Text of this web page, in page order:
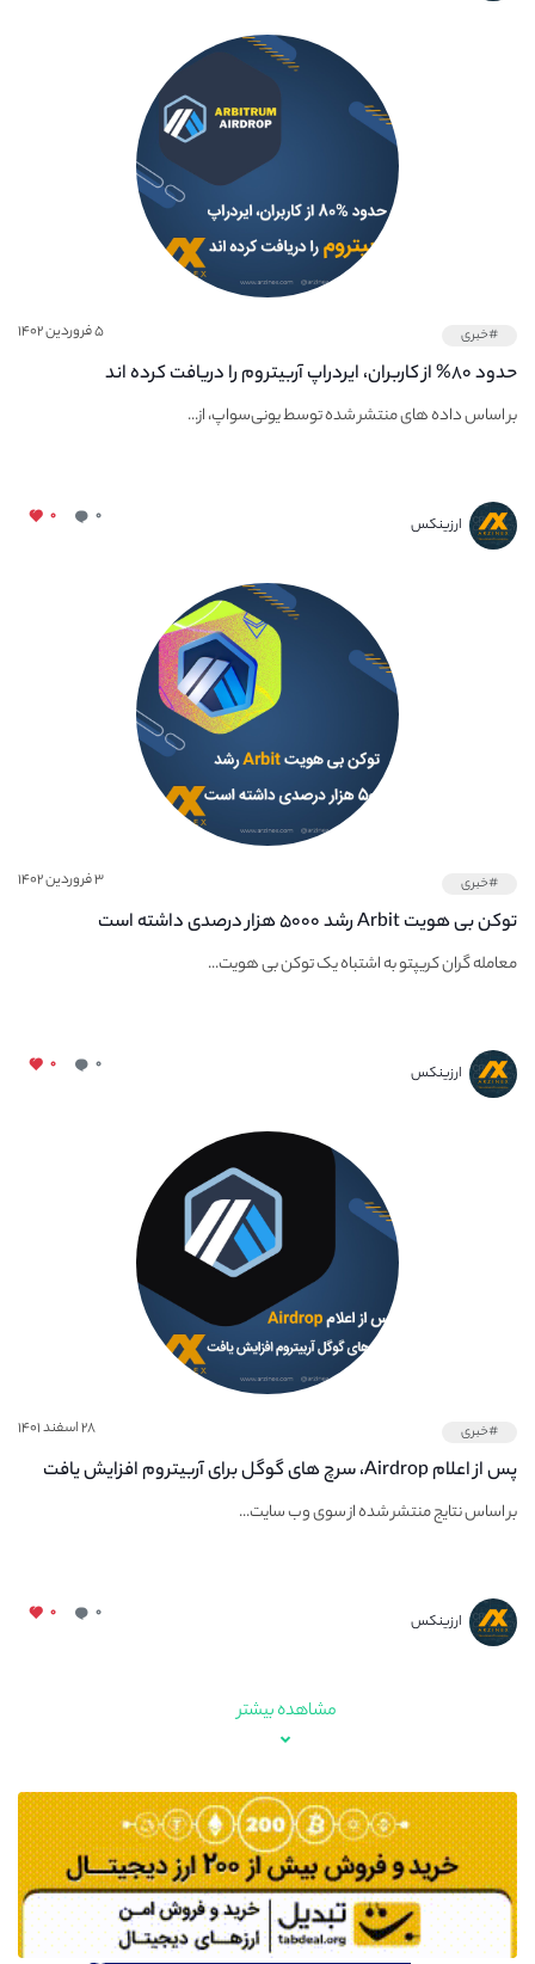
#خبری ۵ فروردین ۱۴۰۲
حدود ۸۰% از کاربران، ایردراپ آربیتروم را دریافت کرده اند
بر اساس داده‌ های منتشر شده توسط یونی‌سواپ، از...
ارزینکس ۰ ۰
#خبری ۳ فروردین ۱۴۰۲
توکن بی هویت Arbit رشد ۵۰۰۰ هزار درصدی داشته است
معامله گران کریپتو به اشتباه یک توکن بی هویت...
ارزینکس ۰ ۰
#خبری ۲۸ اسفند ۱۴۰۱
پس از اعلام Airdrop، سرچ های گوگل برای آربیتروم افزایش یافت
بر اساس نتایج منتشر شده از سوی وب سایت...
ارزینکس ۰ ۰
مشاهده بیشتر